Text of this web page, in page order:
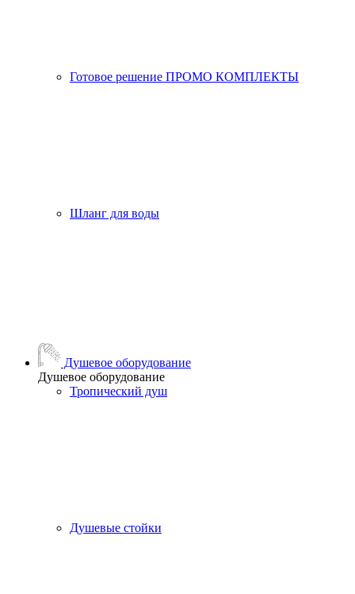
Готовое решение ПРОМО КОМПЛЕКТЫ
Шланг для воды
Душевое оборудование
Душевое оборудование
Тропический душ
Душевые стойки